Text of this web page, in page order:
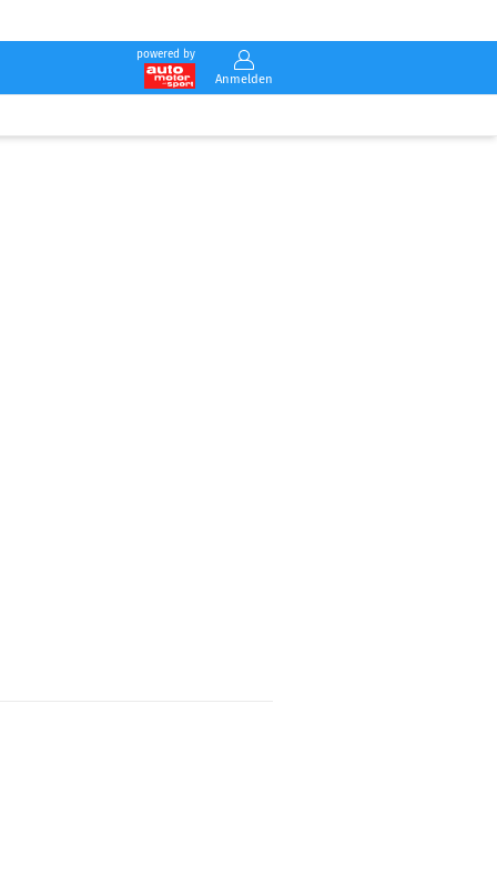
powered by
Anmelden